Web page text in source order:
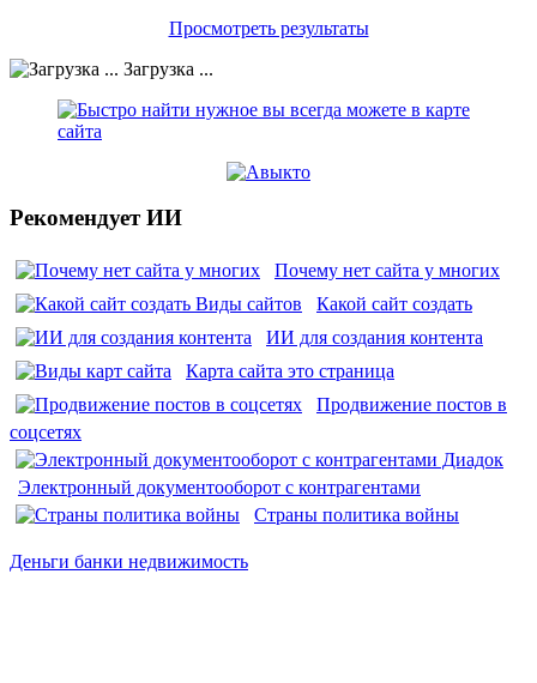
Просмотреть результаты
Загрузка ...
Рекомендует ИИ
Почему нет сайта у многих
Какой сайт создать
ИИ для создания контента
Карта сайта это страница
Продвижение постов в
соцсетях
Электронный документооборот с контрагентами
Страны политика войны
Деньги банки недвижимость